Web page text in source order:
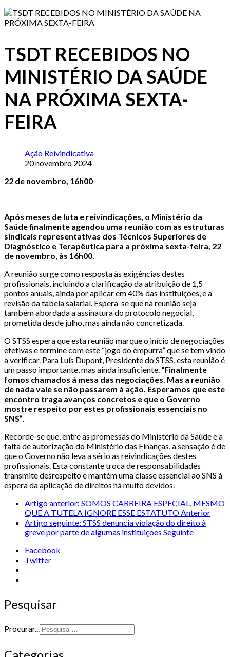
TSDT RECEBIDOS NO
MINISTÉRIO DA SAÚDE
NA PRÓXIMA SEXTA-
FEIRA
Ação Reivindicativa
20 novembro 2024
22 de novembro, 16h00
Após meses de luta e reivindicações, o Ministério da
Saúde finalmente agendou uma reunião com as estruturas
sindicais representativas dos Técnicos Superiores de
Diagnóstico e Terapêutica para a próxima sexta-feira, 22
de novembro, às 16h00.
A reunião surge como resposta às exigências destes
profissionais, incluindo a clarificação da atribuição de 1,5
pontos anuais, ainda por aplicar em 40% das instituições, e a
revisão da tabela salarial. Espera-se que na reunião seja
também abordada a assinatura do protocolo negocial,
prometida desde julho, mas ainda não concretizada.
O STSS espera que esta reunião marque o início de negociações
efetivas e termine com este “jogo do empurra” que se tem vindo
a verificar. Para Luís Dupont, Presidente do STSS, esta reunião é
um passo importante, mas ainda insuficiente. “Finalmente
fomos chamados à mesa das negociações. Mas a reunião
de nada vale se não passarem à ação. Esperamos que este
encontro traga avanços concretos e que o Governo
mostre respeito por estes profissionais essenciais no
SNS”
Recorde-se que, entre as promessas do Ministério da Saúde e a
falta de autorização do Ministério das Finanças, a sensação é de
que o Governo não leva a sério as reivindicações destes
profissionais. Esta constante troca de responsabilidades
transmite desrespeito e mantém uma classe essencial ao SNS à
espera da aplicação de direitos há muito devidos.
Artigo anterior: SOMOS CARREIRA ESPECIAL, MESMO
QUE A TUTELA IGNORE ESSE ESTATUTO Anterior
Artigo seguinte: STSS denuncia violação do direito à
greve por parte de algumas instituições Seguinte
Facebook
Twitter
Pesquisar
Procurar...